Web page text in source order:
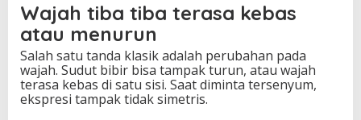
Wajah tiba tiba terasa kebas
atau menurun
Salah satu tanda klasik adalah perubahan pada
wajah. Sudut bibir bisa tampak turun, atau wajah
terasa kebas di satu sisi. Saat diminta tersenyum,
ekspresi tampak tidak simetris.